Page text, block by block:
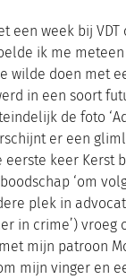
week bij
ik me
doen met
in een soort
de foto
er een
keer Kerst
‘om
plek in
crime’) vroeg
mijn
mijn vinger